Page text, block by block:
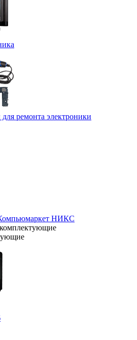
ремонта электроники
НИКС